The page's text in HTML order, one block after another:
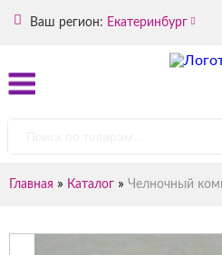
Ваш регион: Екатеринбург
Главная » Каталог » Челночный